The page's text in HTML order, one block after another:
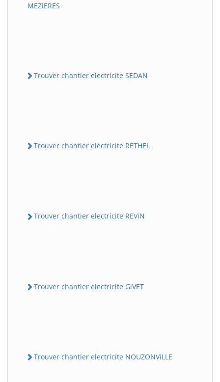
MEZiERES
Trouver chantier electricite SEDAN
Trouver chantier electricite RETHEL
Trouver chantier electricite REViN
Trouver chantier electricite GiVET
Trouver chantier electricite NOUZONViLLE